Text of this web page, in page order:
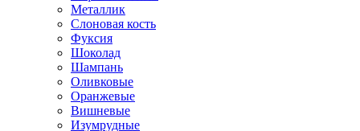
Металлик
Слоновая кость
Фуксия
Шоколад
Шампань
Оливковые
Оранжевые
Вишневые
Изумрудные